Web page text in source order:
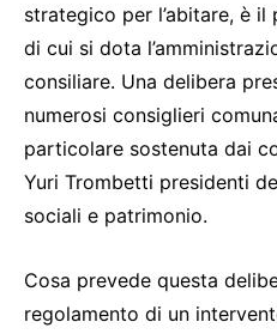
strategico per l’abitare, è
di cui si dota
consiliare. Una delibera
numerosi consiglieri
particolare sostenuta dai
Yuri Trombetti presidenti
sociali e patrimonio.
Cosa prevede questa
regolamento di un